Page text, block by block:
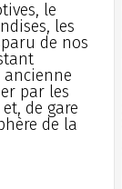
le
les
de nos
ancienne
par les
de gare
de la